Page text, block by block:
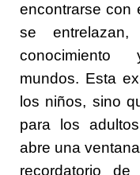
encontrarse con
se
mundos. Esta
los niños, sino
para los
abre una
recordatorio